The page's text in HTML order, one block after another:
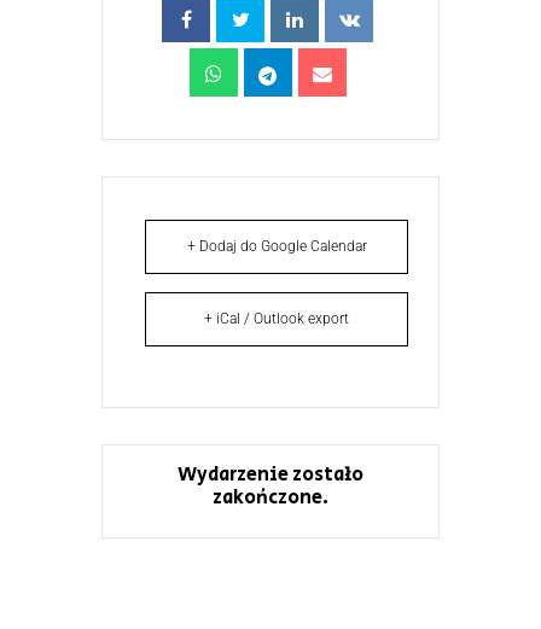
+ Dodaj do Google Calendar
+ iCal / Outlook export
Wydarzenie zostało
zakończone.